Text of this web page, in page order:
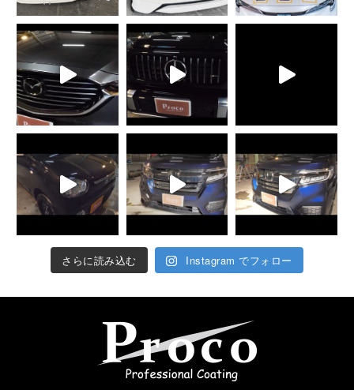
さらに読み込む Instagram でフォロー